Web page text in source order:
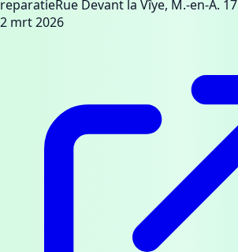
reparatieRue Devant la Vîye, M.-en-A. 17
2 mrt 2026